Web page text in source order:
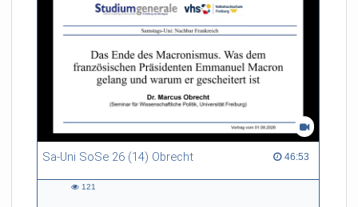
Sa-Uni SoSe 26 (14) Obrecht 46:53
46:53 duration
121